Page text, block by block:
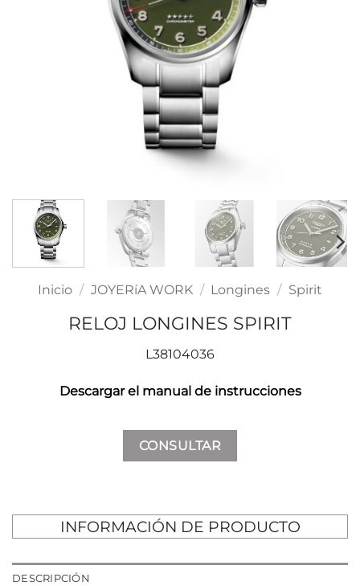
Inicio / JOYERíA WORK / Longines / Spirit
RELOJ LONGINES SPIRIT
L38104036
Descargar el manual de instrucciones
CONSULTAR
INFORMACIÓN DE PRODUCTO
DESCRIPCIÓN